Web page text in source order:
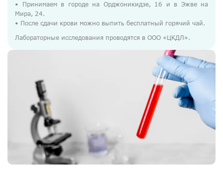
Медосмотры
Чекапы
Главная
О компании
Контакты
• Принимаем в городе на Орджоникидзе, 16 и в Эжве на
Мира, 24.
• После сдачи крови можно выпить бесплатный горячий чай.
Лабораторные исследования проводятся в ООО «ЦКДЛ».